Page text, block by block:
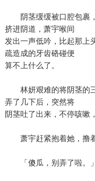
阴茎缓缓被口腔包裹，
挤进阴道，萧宇喉间
发出一声低吟，比起那上
疏造成的牙齿硌碰便
算不上什么了。
林妍艰难的将阴茎的三
弄了几下后，突然将
阴茎吐了出来，不停咳嗽
萧宇赶紧抱着她，撸着
「傻瓜，别弄了啦。」